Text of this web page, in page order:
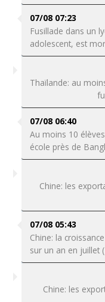
07/08 07:23
Fusillade dans un
adolescent, est
Thaïlande: au
07/08 06:40
Au moins 10
école près de
Chine: les
07/08 05:43
Chine: la
sur un an en juillet
Chine: les